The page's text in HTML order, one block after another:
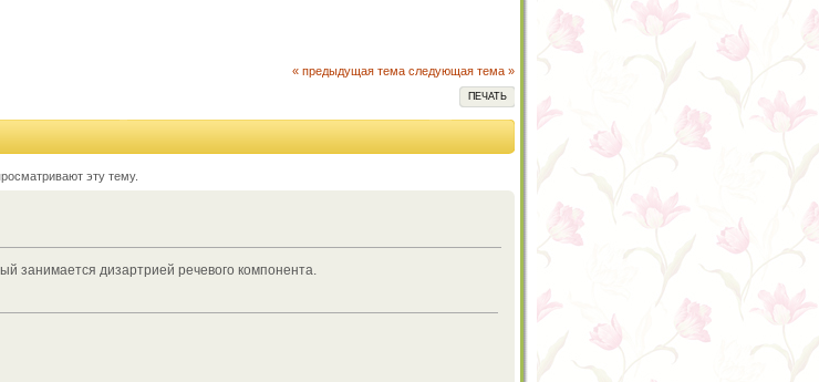
« предыдущая тема следующая тема »
ПЕЧАТЬ
эту тему.
занимается дизартрией речевого компонента.